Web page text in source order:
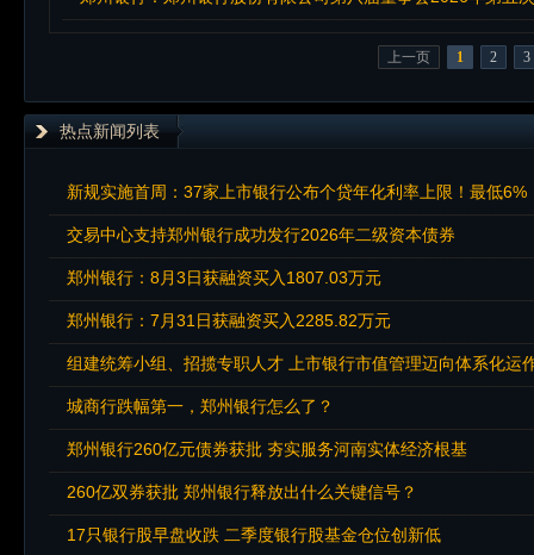
上一页 1 2 3
热点新闻列表
新规实施首周：37家上市银行公布个贷年化利率上限！最低6%
交易中心支持郑州银行成功发行2026年二级资本债券
郑州银行：8月3日获融资买入1807.03万元
郑州银行：7月31日获融资买入2285.82万元
组建统筹小组、招揽专职人才 上市银行市值管理迈向体系化运
城商行跌幅第一，郑州银行怎么了？
郑州银行260亿元债券获批 夯实服务河南实体经济根基
260亿双券获批 郑州银行释放出什么关键信号？
17只银行股早盘收跌 二季度银行股基金仓位创新低